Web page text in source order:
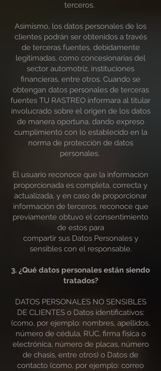
terceros.
Asimismo, los datos personales de los
clientes podrán ser obtenidos a través
de terceras fuentes, debidamente
legitimadas, como concesionarias del
sector automotriz, instituciones
financieras, entre otros. Cuando se
obtengan datos personales de terceras
fuentes TU RASTREO informara al titular
involucrado sobre el origen de los datos
de manera oportuna, dando expreso
cumplimiento con lo establecido en la
norma de protección de datos
personales.
El usuario reconoce que la información
proporcionada es completa, correcta y
actualizada, y en caso de proporcionar
información de terceros, reconoce que
previamente obtuvo el consentimiento
de estos para
compartir sus Datos Personales y
sensibles con el responsable.
3. ¿Qué datos personales están siendo
tratados?
DATOS PERSONALES NO SENSIBLES
DE CLIENTES o Datos identificativos:
(como, por ejemplo: nombres, apellidos,
número de cédula, RUC, firma física o
electrónica, número de placas, número
de chasis, entre otros) o Datos de
contacto (como, por ejemplo: correo